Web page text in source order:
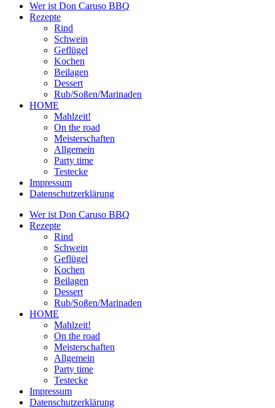
Wer ist Don Caruso BBQ
Rezepte
Rind
Schwein
Geflügel
Kochen
Beilagen
Dessert
Rub/Soßen/Marinaden
HOME
Mahlzeit!
On the road
Meisterschaften
Allgemein
Party time
Testecke
Impressum
Datenschutzerklärung
Wer ist Don Caruso BBQ
Rezepte
Rind
Schwein
Geflügel
Kochen
Beilagen
Dessert
Rub/Soßen/Marinaden
HOME
Mahlzeit!
On the road
Meisterschaften
Allgemein
Party time
Testecke
Impressum
Datenschutzerklärung